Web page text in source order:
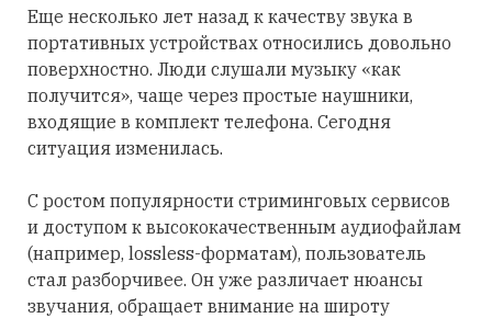
Еще несколько лет назад к качеству звука в
портативных устройствах относились довольно
поверхностно. Люди слушали музыку «как
получится», чаще через простые наушники,
входящие в комплект телефона. Сегодня
ситуация изменилась.
С ростом популярности стриминговых сервисов
и доступом к высококачественным аудиофайлам
(например, lossless-форматам), пользователь
стал разборчивее. Он уже различает нюансы
звучания, обращает внимание на широту